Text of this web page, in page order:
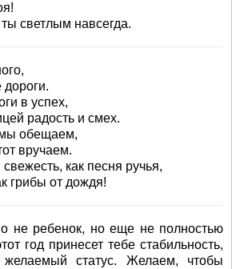
светлым навсегда.
в успех,
радость и смех.
мы обещаем,
вручаем.
как песня ручья,
грибы от дождя!
не ребенок, но еще не полностью
год принесет тебе стабильность,
желаемый статус. Желаем, чтобы